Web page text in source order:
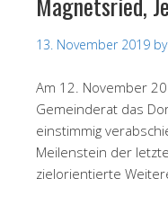
13. November 2019 by
Am 12. November
Gemeinderat das
einstimmig
Meilenstein der
zielorientierte